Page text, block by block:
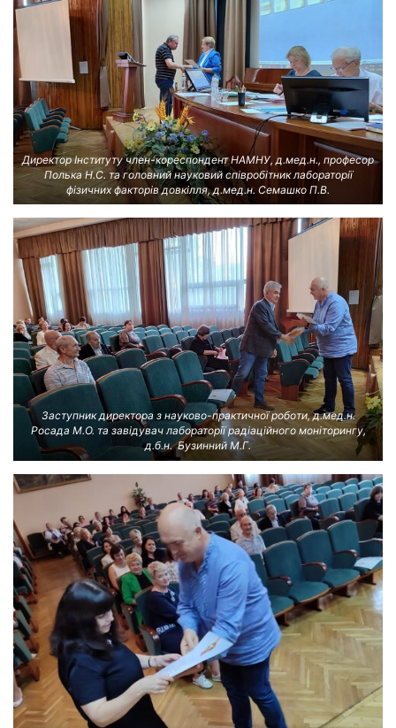
Директор Інституту член-кореспондент НАМНУ, д.мед.н., професор
Полька Н.С. та головний науковий співробітник лабораторії
фізичних факторів довкілля, д.мед.н. Семашко П.В.
Заступник директора з науково-практичної роботи, д.мед.н.
Росада М.О. та завідувач лабораторії радіаційного моніторингу,
д.б.н. Бузинний М.Г.